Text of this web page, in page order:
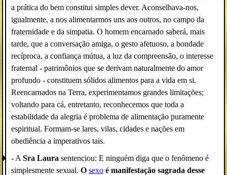
a prática do bem constitui simples dever. Aconselhava-nos,
igualmente, a nos alimentarmos uns aos outros, no campo da
fraternidade e da simpatia. O homem encarnado saberá, mais
tarde, que a conversação amiga, o gesto afetuoso, a bondade
recíproca, a confiança mútua, a luz da compreensão, o interesse
fraternal - patrimônios que se derivam naturalmente do amor
profundo - constituem sólidos alimentos para a vida em si.
Reencarnados na Terra, experimentamos grandes limitações;
voltando para cá, entretanto, reconhecemos que toda a
estabilidade da alegria é problema de alimentação puramente
espiritual. Formam-se lares, vilas, cidades e nações em
obediência a imperativos tais.
- A Sra Laura sentenciou: E ninguém diga que o fenômeno é
simplesmente sexual. O sexo é manifestação sagrada desse